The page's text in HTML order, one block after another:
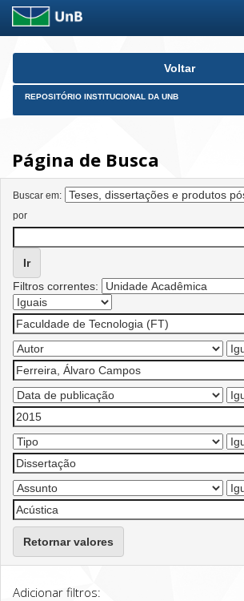
Skip
Voltar
REPOSITÓRIO INSTITUCIONAL DA UNB
Página de Busca
Buscar em:
por
Filtros correntes:
Retornar valores
Adicionar filtros: